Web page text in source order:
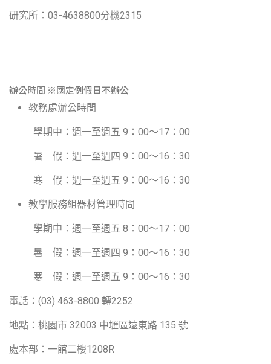
研究所：03-4638800分機2315
辦公時間 ※國定例假日不辦公
教務處辦公時間
學期中：週一至週五 9：00～17：00
暑 假：週一至週四 9：00～16：30
寒 假：週一至週五 9：00～16：30
教學服務組器材管理時間
學期中：週一至週五 8：00～17：00
暑 假：週一至週四 9：00～16：30
寒 假：週一至週五 9：00～16：30
電話：(03) 463-8800 轉2252
地點：桃園市 32003 中壢區遠東路 135 號
處本部：一館二樓1208R